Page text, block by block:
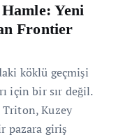
Yeni
Frontier
köklü geçmişi
için bir sır değil.
Triton, Kuzey
pazara giriş